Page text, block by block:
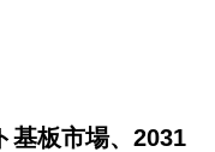
基板市場、2031